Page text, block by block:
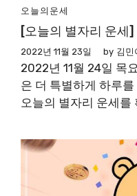
오늘의운세
[오늘의 별자리 운세
2022년 11월 23일 by 김민
2022년 11월 24일 목
은 더 특별하게 하루
오늘의 별자리 운세를